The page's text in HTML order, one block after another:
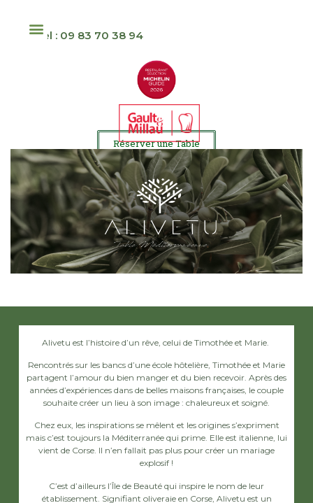
Tel : 09 83 70 38 94
Réserver une Table
Alivetu est l’histoire d’un rêve, celui de Timothée et Marie.
Rencontrés sur les bancs d’une école hôtelière, Timothée et Marie
partagent l’amour du bien manger et du bien recevoir. Après des
années d’expériences dans de belles maisons françaises, le couple
souhaite créer un lieu à son image : chaleureux et soigné.
Chez eux, les inspirations se mêlent et les origines s’expriment
mais c’est toujours la Méditerranée qui prime. Elle est italienne, lui
vient de Corse. Il n’en fallait pas plus pour créer un mariage
explosif !
C’est d’ailleurs l’Île de Beauté qui inspire le nom de leur
établissement. Signifiant oliveraie en Corse, Alivetu est un